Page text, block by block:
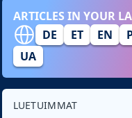
ARTICLES IN YOUR
DE
ET EN
UA
LUETUIMMAT